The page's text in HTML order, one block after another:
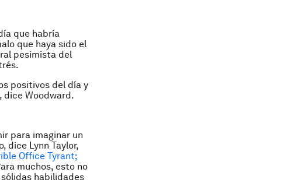
que habría
que haya sido el
pesimista del
positivos del día y
dice Woodward.
para imaginar un
dice Lynn Taylor,
Office Tyrant;
muchos, esto no
habilidades